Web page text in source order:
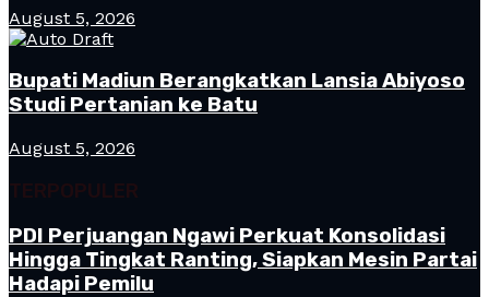
August 5, 2026
Bupati Madiun Berangkatkan Lansia Abiyoso
Studi Pertanian ke Batu
August 5, 2026
TERPOPULER
PDI Perjuangan Ngawi Perkuat Konsolidasi
Hingga Tingkat Ranting, Siapkan Mesin Partai
Hadapi Pemilu